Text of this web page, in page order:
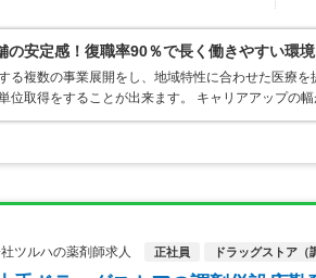
の安定感！復職率90％で長く働きやすい環境
る複数の事業展開をし、地域特性に合わせた医療
位取得をすることが出来ます。 キャリアアップの
ツルハの薬剤師求人
正社員 ドラッグストア（